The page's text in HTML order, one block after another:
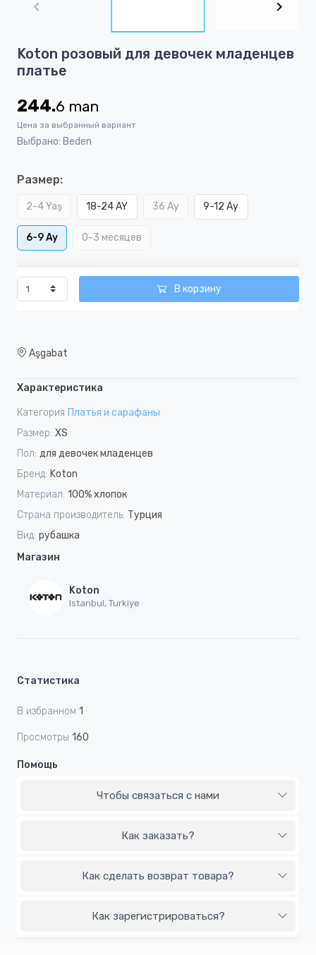
1
of
Koton розовый для девочек младенцев
платье
244.6 man
Цена за выбранный вариант
Выбрано: Beden
Размер:
2-4 Yaş 18-24 AY 36 Ay 9-12 Ay
6-9 Ay 0-3 месяцев
В корзину
Aşgabat
Характеристика
Категория Платья и сарафаны
Размер: XS
Пол: для девочек младенцев
Бренд: Koton
Материал: 100% хлопок
Страна производитель: Турция
Вид: рубашка
Магазин
Koton
Istanbul, Turkiye
Статистика
В избранном 1
Просмотры 160
Помощь
Чтобы связаться с нами
Как заказать?
Как сделать возврат товара?
Как зарегистрироваться?